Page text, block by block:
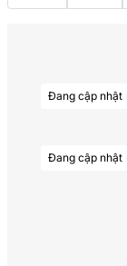
Đang cập nhật
Đang cập nhật